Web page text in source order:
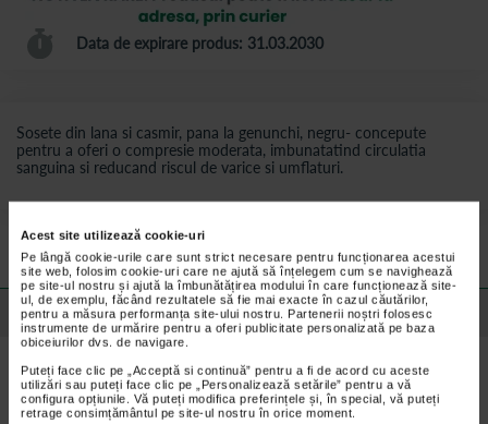
Acest site utilizează cookie-uri
Pe lângă cookie-urile care sunt strict necesare pentru funcționarea acestui
site web, folosim cookie-uri care ne ajută să înțelegem cum se navighează
pe site-ul nostru și ajută la îmbunătățirea modului în care funcționează site-
ul, de exemplu, făcând rezultatele să fie mai exacte în cazul căutărilor,
pentru a măsura performanța site-ului nostru. Partenerii noștri folosesc
instrumente de urmărire pentru a oferi publicitate personalizată pe baza
obiceiurilor dvs. de navigare.
Puteți face clic pe „Acceptă si continuă” pentru a fi de acord cu aceste
utilizări sau puteți face clic pe „Personalizează setările” pentru a vă
configura opțiunile. Vă puteți modifica preferințele și, în special, vă puteți
retrage consimțământul pe site-ul nostru în orice moment.
Data de expirare produs: 31.03.2030
Sosete din lana si casmir, pana la genunchi, negru- concepute
pentru a oferi o compresie moderata, imbunatatind circulatia
sanguina si reducand riscul de varice si umflaturi.
valabile pentru comenzile efectuate online.
Detalii despre produs
Caracteristici Sosete din lana si casmir, pana la
genunchi, negru